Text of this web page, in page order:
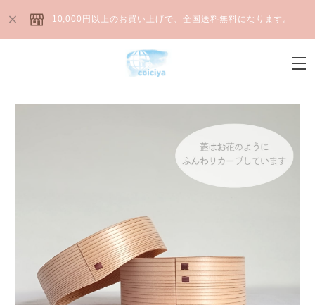
10,000円以上のお買い上げで、全国送料無料になります。